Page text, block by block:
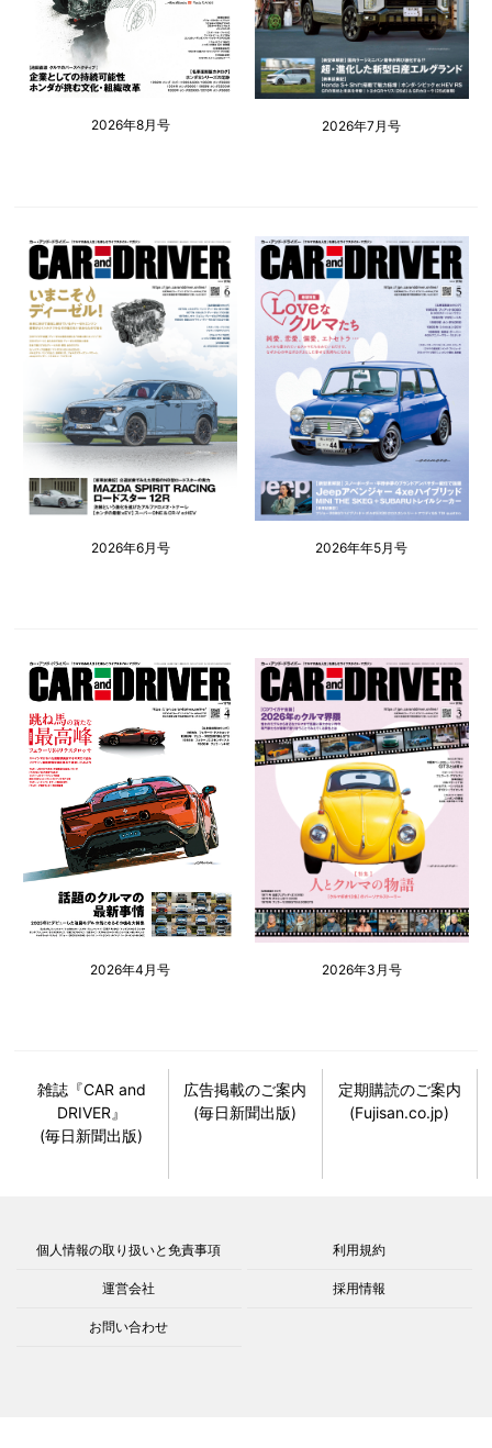
2026年8月号 2026年7月号
2026年6月号 2026年年5月号
2026年4月号 2026年3月号
雑誌『CAR and
DRIVER』
(毎日新聞出版)
広告掲載のご案内
(毎日新聞出版)
定期購読のご案内
(Fujisan.co.jp)
個人情報の取り扱いと免責事項 利用規約
運営会社 採用情報
お問い合わせ